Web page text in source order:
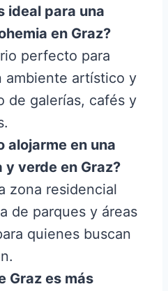
ideal para una
en Graz?
perfecto para
ambiente artístico y
de galerías, cafés y
alojarme en una
y verde en Graz?
zona residencial
de parques y áreas
quienes buscan
Graz es más